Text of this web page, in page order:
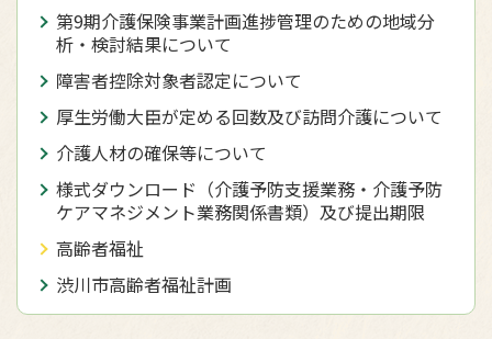
第9期介護保険事業計画進捗管理のための地域分
析・検討結果について
障害者控除対象者認定について
厚生労働大臣が定める回数及び訪問介護について
介護人材の確保等について
様式ダウンロード（介護予防支援業務・介護予防
ケアマネジメント業務関係書類）及び提出期限
高齢者福祉
渋川市高齢者福祉計画